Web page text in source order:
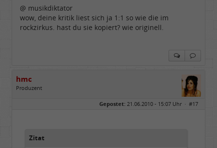
@ musikdiktator
wow, deine kritik liest sich ja 1:1 so wie die im
rockzirkus. hast du sie kopiert? wie originell.
hmc
Produzent
Dabei seit:
Gepostet: 21.06.2010 - 15:07 Uhr · #17
Zitat